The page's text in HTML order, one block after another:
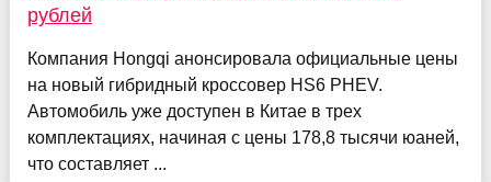
рублей
Компания Hongqi анонсировала официальные цены
на новый гибридный кроссовер HS6 PHEV.
Автомобиль уже доступен в Китае в трех
комплектациях, начиная с цены 178,8 тысячи юаней,
что составляет ...